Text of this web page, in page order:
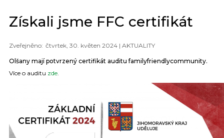
Získali jsme FFC certifikát
čtvrtek, 30. květen 2024 | AKTUALITY
Olšany mají potvrzený certifikát auditu familyfriendlycommunity.
Více o auditu zde.